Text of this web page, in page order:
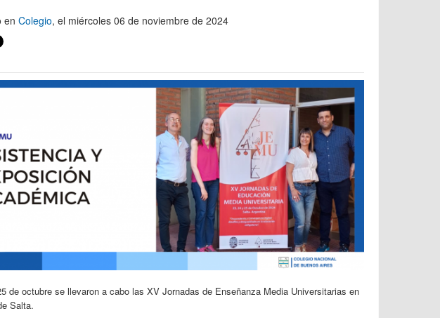
en Colegio, el miércoles 06 de noviembre de 2024
de octubre se llevaron a cabo las XV Jornadas de Enseñanza Media Universitarias en
Salta.